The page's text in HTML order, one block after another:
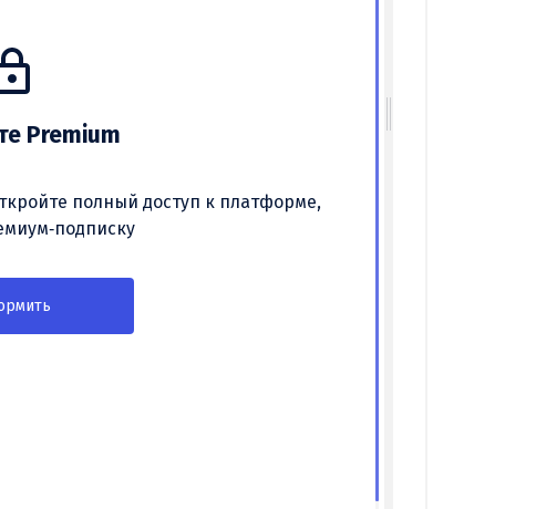
Premium
полный доступ к платформе,